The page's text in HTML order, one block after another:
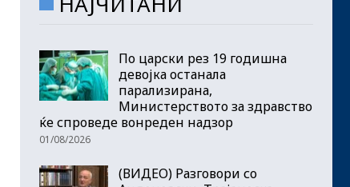
По царски рез 19 годишна
девојка останала
парализирана,
Министерството за здравство
ќе спроведе вонреден надзор
01/08/2026
(ВИДЕО) Разговори со